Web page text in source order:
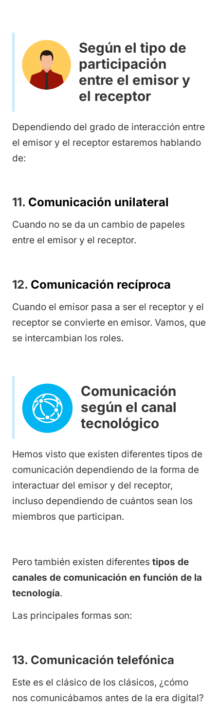
Según el tipo de
participación
entre el emisor y
el receptor
Dependiendo del grado de interacción entre
el emisor y el receptor estaremos hablando
de:
11. Comunicación unilateral
Cuando no se da un cambio de papeles
entre el emisor y el receptor.
12. Comunicación recíproca
Cuando el emisor pasa a ser el receptor y el
receptor se convierte en emisor. Vamos, que
se intercambian los roles.
Comunicación
según el canal
tecnológico
Hemos visto que existen diferentes tipos de
comunicación dependiendo de la forma de
interactuar del emisor y del receptor,
incluso dependiendo de cuántos sean los
miembros que participan.
Pero también existen diferentes tipos de
canales de comunicación en función de la
tecnología.
Las principales formas son:
13. Comunicación telefónica
Este es el clásico de los clásicos, ¿cómo
nos comunicábamos antes de la era digital?